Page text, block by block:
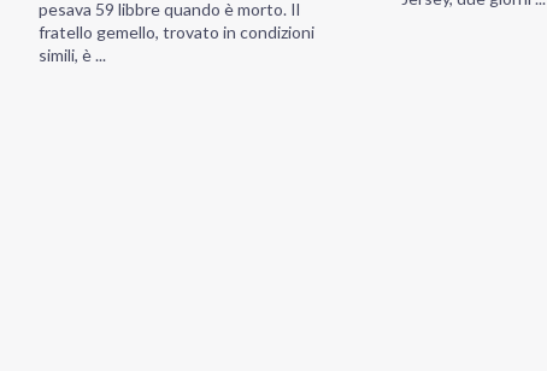
pesava 59 libbre quando è morto. Il
fratello gemello, trovato in condizioni
simili, è ...